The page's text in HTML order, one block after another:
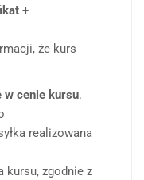
+
że kurs
w cenie kursu.
realizowana
kursu, zgodnie z